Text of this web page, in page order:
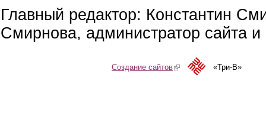
Главный редактор: Константин
Смирнова, администратор сайта
Создание сайтов(link is external)«Три-В»